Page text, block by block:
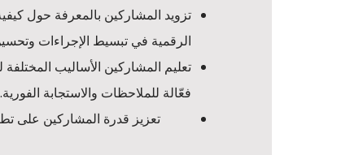
الرقمية في تبسيط الإجراءات
تعليم المشاركين الأساليب
فعّالة للملاحظات والاستجابة الفورية.